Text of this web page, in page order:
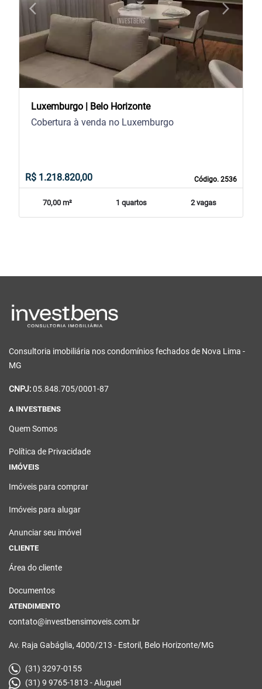
arrow_back_iosPrevious arrow_forward_ios
Next
Luxemburgo | Belo Horizonte
Código. 2536
Cobertura à venda no Luxemburgo
R$ 1.218.820,00
70,00 m² 1 quartos 2 vagas
Consultoria imobiliária nos condomínios fechados de Nova Lima -
MG
CNPJ:05.848.705/0001-87
A INVESTBENS
Quem Somos
Política de Privacidade
IMÓVEIS
Imóveis para comprar
Imóveis para alugar
Anunciar seu imóvel
CLIENTE
Área do cliente
Documentos
ATENDIMENTO
contato@investbensimoveis.com.br
Av. Raja Gabáglia, 4000/213 - Estoril, Belo Horizonte/MG
(31) 3297-0155
(31) 9 9765-1813 - Aluguel